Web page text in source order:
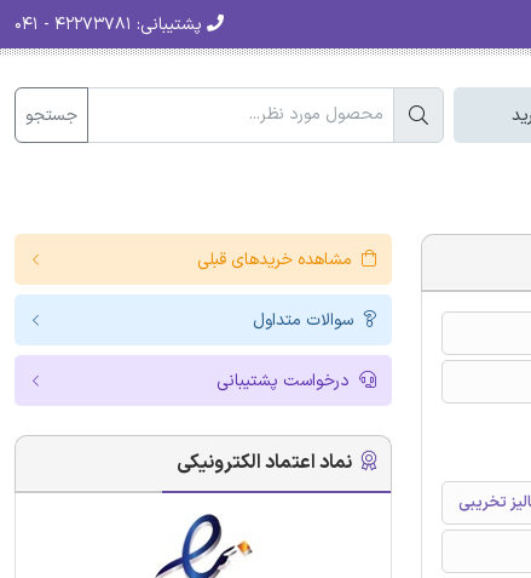
پشتیبانی:
جستجو
تخریبی
مشاهده خریدهای قبلی
سوالات متداول
درخواست پشتیبانی
نماد اعتماد الکترونیکی